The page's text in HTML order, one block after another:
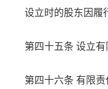
设立时的股东因履
第四十五条 设立有
第四十六条 有限责